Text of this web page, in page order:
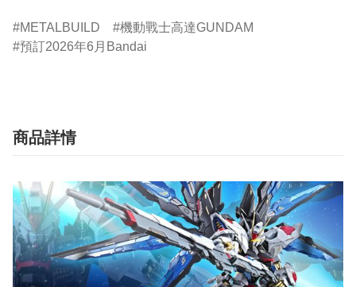
METALBUILD
機動戰士高達GUNDAM
預訂2026年6月Bandai
商品詳情